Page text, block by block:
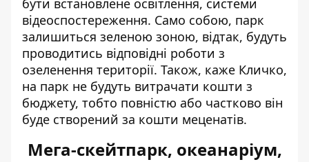
бути встановлене освітлення, системи
відеоспостереження. Само собою, парк
залишиться зеленою зоною, відтак, будуть
проводитись відповідні роботи з
озеленення території. Також, каже Кличко,
на парк не будуть витрачати кошти з
бюджету, тобто повністю або частково він
буде створений за кошти меценатів.
Мега-скейтпарк, океанаріум,